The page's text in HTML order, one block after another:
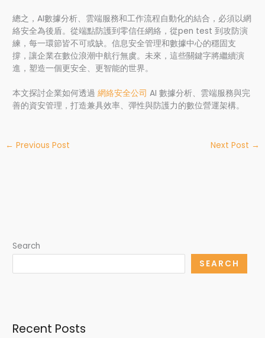
總之，AI數據分析、雲端服務和工作流程自動化的結合，必須以網
絡安全為後盾。從端點防護到零信任網絡，從pen test 到攻防演
練，每一環節皆不可或缺。信息安全管理和數據中心的穩固支
撐，讓企業在數位浪潮中航行無虞。未來，這些關鍵字將繼續演
進，塑造一個更安全、更智能的世界。
本文探討企業如何透過網絡安全公司 AI 數據分析、雲端服務與完
善的資安管理，打造兼具效率、彈性與防護力的數位營運架構。
← Previous Post Next Post →
Search
SEARCH
Recent Posts